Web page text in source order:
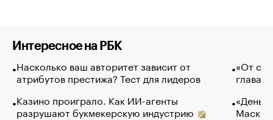
Интересное на РБК
Насколько ваш авторитет зависит от
атрибутов престижа? Тест для лидеров
Казино проиграло. Как ИИ-агенты
разрушают букмекерскую индустрию
«От
глава
Маск в